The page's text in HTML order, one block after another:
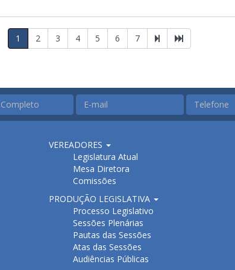
1 2 3 4 5 6 7
VEREADORES
Legislatura Atual
Mesa Diretora
Comissões
PRODUÇÃO LEGISLATIVA
Processo Legislativo
Sessões Plenárias
Pautas das Sessões
Atas das Sessões
Audiências Públicas